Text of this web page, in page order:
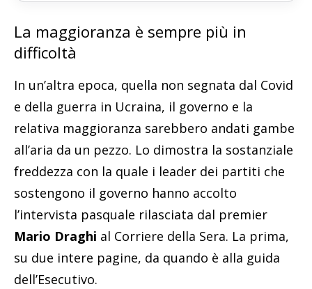
La maggioranza è sempre più in
difficoltà
In un’altra epoca, quella non segnata dal Covid
e della guerra in Ucraina, il governo e la
relativa maggioranza sarebbero andati gambe
all’aria da un pezzo. Lo dimostra la sostanziale
freddezza con la quale i leader dei partiti che
sostengono il governo hanno accolto
l’intervista pasquale rilasciata dal premier
Mario Draghi al Corriere della Sera. La prima,
su due intere pagine, da quando è alla guida
dell’Esecutivo.